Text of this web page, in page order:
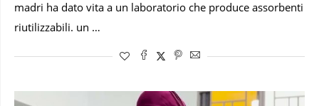
madri ha dato vita a un laboratorio che produce assorbenti
riutilizzabili. un …